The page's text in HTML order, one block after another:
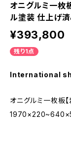
オニグルミ一枚
ル塗装 仕上げ済
¥393,800
残り1点
International
オニグルミ一枚板【